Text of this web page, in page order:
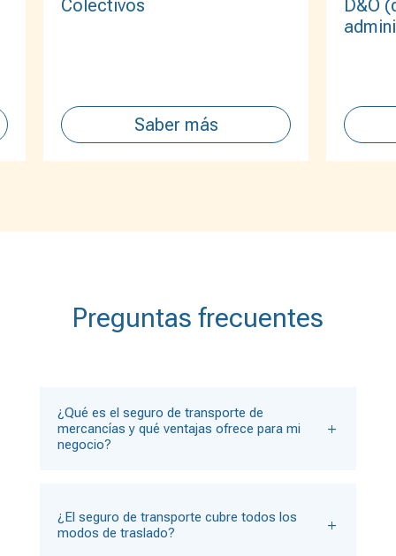
Colectivos
Saber más
D&O
Preguntas frecuentes
¿Qué es el seguro de transporte de
mercancías y qué ventajas ofrece para mi
negocio?
¿El seguro de transporte cubre todos los
modos de traslado?